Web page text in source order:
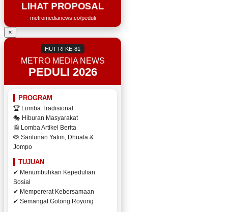
LIHAT PROPOSAL
metromedianews.co/peduli
×
HUT RI KE-81
METRO MEDIA NEWS
PEDULI 2026
PROGRAM
🏆 Lomba Tradisional
🎭 Hiburan Masyarakat
📰 Lomba Artikel Berita
🤲 Santunan Yatim, Dhuafa &
Jompo
TUJUAN
✔ Menumbuhkan Kepedulian
Sosial
✔ Mempererat Kebersamaan
✔ Semangat Gotong Royong